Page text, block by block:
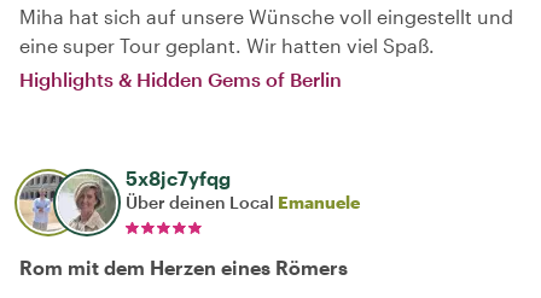
Miha hat sich auf unsere Wünsche voll eingestellt und
eine super Tour geplant. Wir hatten viel Spaß.
Highlights & Hidden Gems of Berlin
5x8jc7yfqg
Über deinen Local Emanuele
Rom mit dem Herzen eines Römers